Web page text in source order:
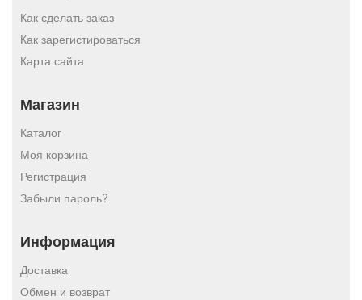
Как сделать заказ
Как зарегистироваться
Карта сайта
Магазин
Каталог
Моя корзина
Регистрация
Забыли пароль?
Информация
Доставка
Обмен и возврат